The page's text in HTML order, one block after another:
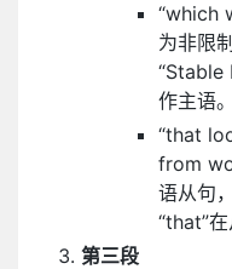
“which
为非限
“Stable
作主语。
“that
from
语从句
“that”在
第三段